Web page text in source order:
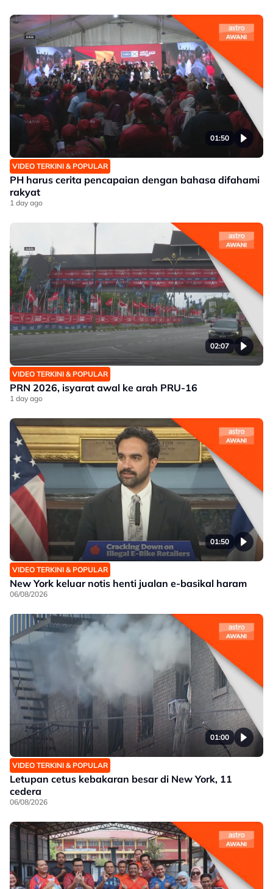
01:50
VIDEO TERKINI & POPULAR
PH harus cerita pencapaian dengan bahasa difahami
rakyat
1 day ago
02:07
VIDEO TERKINI & POPULAR
PRN 2026, isyarat awal ke arah PRU-16
1 day ago
01:50
VIDEO TERKINI & POPULAR
New York keluar notis henti jualan e-basikal haram
06/08/2026
01:00
VIDEO TERKINI & POPULAR
Letupan cetus kebakaran besar di New York, 11
cedera
06/08/2026